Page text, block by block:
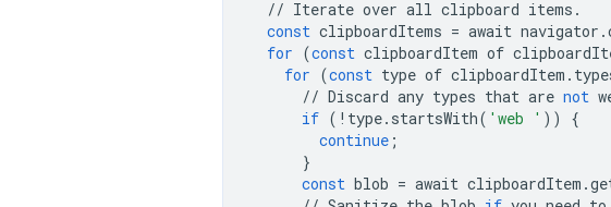
// Iterate over all clipboard items .
const clipboardItems = await navigator .
for (const clipboardItem of
for (const type of clipboardItem .
// Discard any types that are not
if ( ! type. startsWith( 'web ' ))
{
continue ;
}
const blob = await clipboardItem .